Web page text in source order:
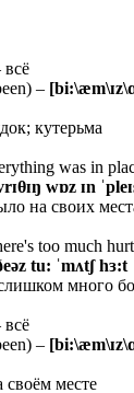
всё
–
кутерьма
was in
θɪŋ wɒz ɪn ˈpleɪ
на своих
too much hurt
tu: ˈmʌtʃ hɜ:t
много
всё
–
своём месте